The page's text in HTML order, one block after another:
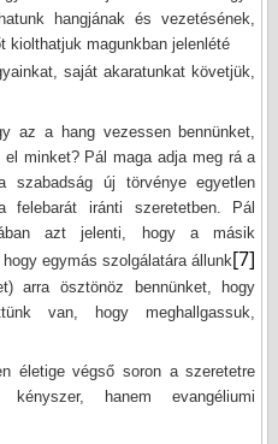
hangjának és vezetésének,
kiolthatjuk magunkban jelenlété
saját akaratunkat követjük,
az a hang vezessen bennünket,
minket? Pál maga adja meg rá a
szabadság új törvénye egyetlen
felebarát iránti szeretetben. Pál
azt jelenti, hogy a másik
egymás szolgálatára állunk[7]
arra ösztönöz bennünket, hogy
van, hogy meghallgassuk,
életige végső soron a szeretetre
hanem evangéliumi